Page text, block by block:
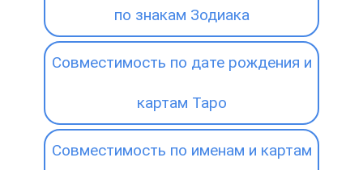
по знакам Зодиака
Совместимость по дате рождения и
картам Таро
Совместимость по именам и картам